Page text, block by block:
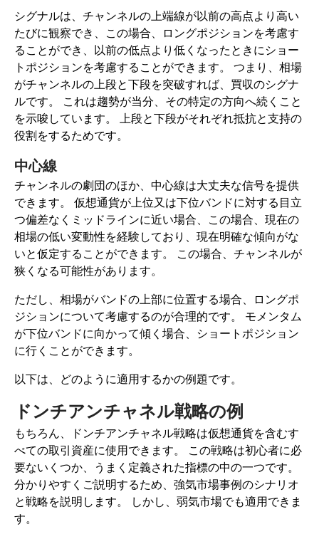
シグナルは、チャンネルの上端線が以前の高点より高い
たびに観察でき、この場合、ロングポジションを考慮す
ることができ、以前の低点より低くなったときにショー
トポジションを考慮することができます。 つまり、相場
がチャンネルの上段と下段を突破すれば、買収のシグナ
ルです。 これは趨勢が当分、その特定の方向へ続くこと
を示唆しています。 上段と下段がそれぞれ抵抗と支持の
役割をするためです。
中心線
チャンネルの劇団のほか、中心線は大丈夫な信号を提供
できます。 仮想通貨が上位又は下位バンドに対する目立
つ偏差なくミッドラインに近い場合、この場合、現在の
相場の低い変動性を経験しており、現在明確な傾向がな
いと仮定することができます。 この場合、チャンネルが
狭くなる可能性があります。
ただし、相場がバンドの上部に位置する場合、ロングポ
ジションについて考慮するのが合理的です。 モメンタム
が下位バンドに向かって傾く場合、ショートポジション
に行くことができます。
以下は、どのように適用するかの例題です。
ドンチアンチャネル戦略の例
もちろん、ドンチアンチャネル戦略は仮想通貨を含むす
べての取引資産に使用できます。 この戦略は初心者に必
要ないくつか、うまく定義された指標の中の一つです。
分かりやすくご説明するため、強気市場事例のシナリオ
と戦略を説明します。 しかし、弱気市場でも適用できま
す。